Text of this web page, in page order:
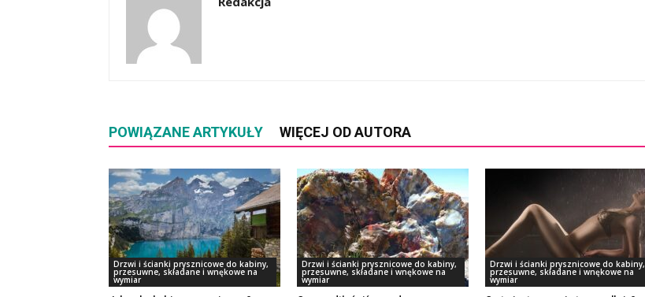
POWIĄZANE ARTYKUŁY WIĘCEJ OD AUTORA
Drzwi i ścianki prysznicowe do kabiny,
przesuwne, składane i wnękowe na
wymiar
Drzwi i ścianki prysznicowe do kabiny,
przesuwne, składane i wnękowe na
wymiar
Drzwi i ścianki prysznicowe do kabiny,
przesuwne, składane i wnękowe na
wymiar